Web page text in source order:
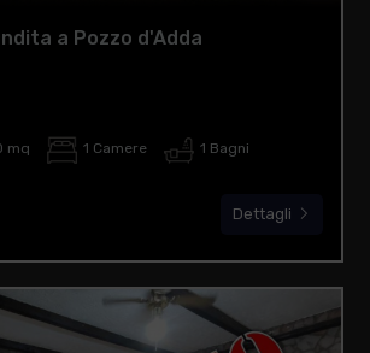
a Pozzo d'Adda
mq 1 Camere 1 Bagni
Dettagli